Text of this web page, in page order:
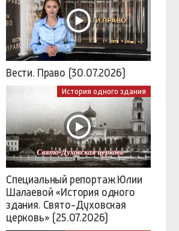
В ОАЭ произошло
жестокое убийство
криптомиллионера
Вести. Право (30.07.2026)
История одного здания
Специальный репортаж Юлии
Шалаевой «История одного
здания. Свято-Духовская
церковь» (25.07.2026)